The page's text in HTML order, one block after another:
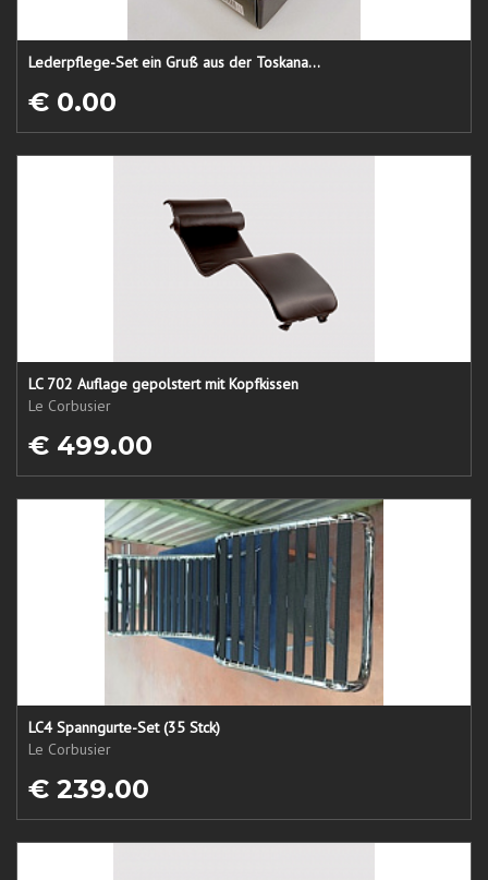
Lederpflege-Set ein Gruß aus der Toskana...
€ 0.00
LC 702 Auflage gepolstert mit Kopfkissen
Le Corbusier
€ 499.00
LC4 Spanngurte-Set (35 Stck)
Le Corbusier
€ 239.00